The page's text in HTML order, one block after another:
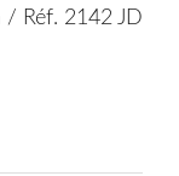
/ Réf. 2142 JD